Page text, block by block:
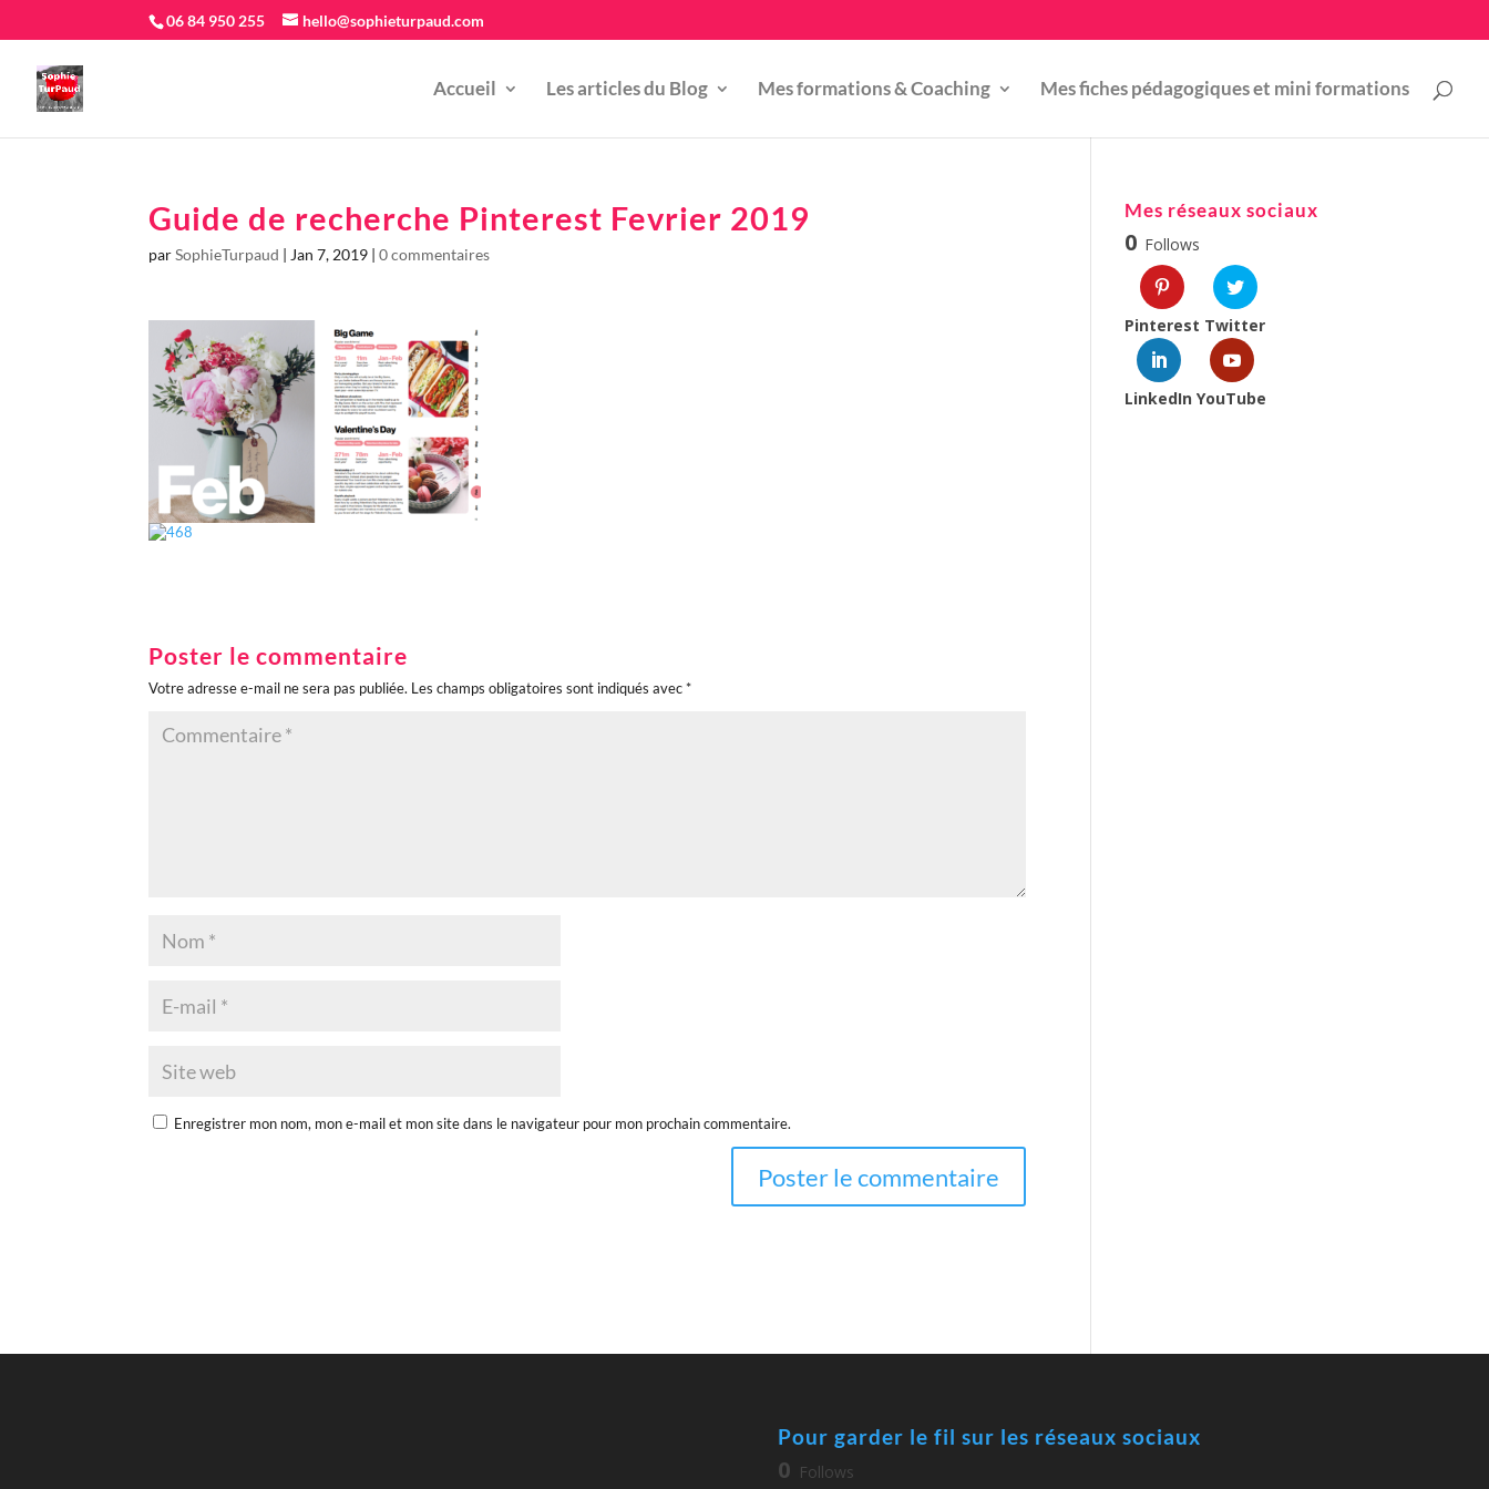
06 84 950 255 hello@sophieturpaud.com
Accueil Les articles du Blog Mes formations & Coaching Mes fiches pédagogiques et mini formations
Guide de recherche Pinterest Fevrier 2019
parSophieTurpaud | Jan 7, 2019 |0 commentaires
Poster le commentaire
Votre adresse e-mail ne sera pas publiée. Les champs obligatoires sont indiqués avec*
Enregistrer mon nom, mon e-mail et mon site dans le navigateur pour mon prochain commentaire.
Mes réseaux sociaux
0 Follows
Pinterest Twitter
LinkedIn YouTube
Pour garder le fil sur les réseaux sociaux
0 Follows